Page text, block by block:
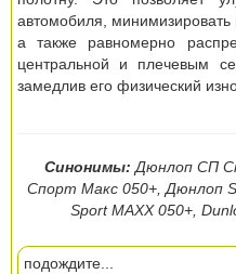
автомобиля, минимизировать
а также равномерно
центральной и плечевым
замедлив его физический
Синонимы: Дюнлоп СП
Спорт Макс 050+, Дюнлоп
Sport MAXX 050+,
подождите...